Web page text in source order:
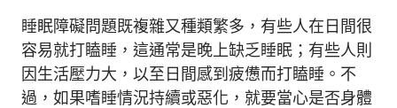
睡眠障礙問題既複雜又種類繁多，有些人在日間很
容易就打瞌睡，這通常是晚上缺乏睡眠；有些人則
因生活壓力大，以至日間感到疲憊而打瞌睡。不
過，如果嗜睡情況持續或惡化，就要當心是否身體